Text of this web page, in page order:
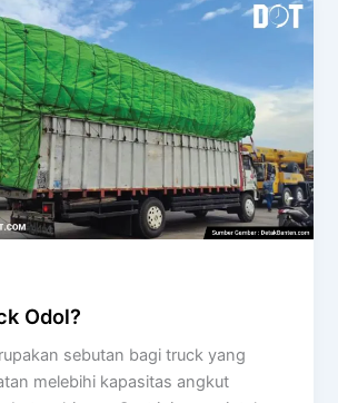
Odol?
sebutan bagi truck yang
melebihi kapasitas angkut